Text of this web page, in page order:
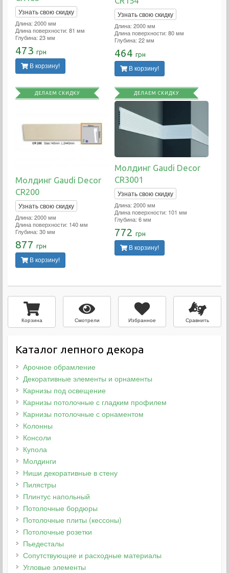
Узнать свою скидку
Длина: 2000 мм
Длина поверхности: 81 мм
Глубина: 23 мм
473 грн
В корзину!
Узнать свою скидку
Длина: 2000 мм
Длина поверхности: 80 мм
Глубина: 22 мм
464 грн
В корзину!
ДЕЛАЕМ СКИДКУ
Молдинг Gaudi Decor
CR200
Узнать свою скидку
Длина: 2000 мм
Длина поверхности: 140 мм
Глубина: 30 мм
877 грн
В корзину!
ДЕЛАЕМ СКИДКУ
Молдинг Gaudi Decor
CR3001
Узнать свою скидку
Длина: 2000 мм
Длина поверхности: 101 мм
Глубина: 6 мм
772 грн
В корзину!
Корзина Смотрели Избранное Сравнить
Каталог лепного декора
Арочное обрамление
Декоративные элементы и орнаменты
Карнизы под освещение
Карнизы потолочные с гладким профилем
Карнизы потолочные с орнаментом
Колонны
Консоли
Купола
Молдинги
Ниши декоративные в стену
Пилястры
Плинтус напольный
Потолочные бордюры
Потолочные плиты (кессоны)
Потолочные розетки
Пьедесталы
Сопутствующие и расходные материалы
Угловые элементы